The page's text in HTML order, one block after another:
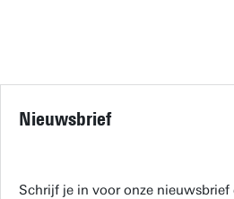
Nieuwsbrief
Schrijf je in voor onze